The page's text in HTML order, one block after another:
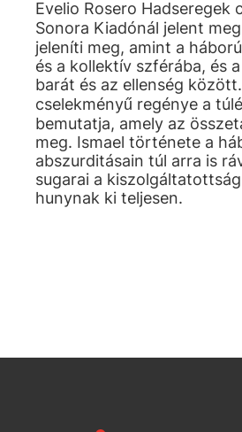
Evelio Rosero Hadseregek
Sonora Kiadónál jelent
jeleníti meg, amint a
és a kollektív szférába, és
barát és az ellenség
cselekményű regénye a
bemutatja, amely az
meg. Ismael története a
abszurditásain túl arra is
sugarai a
hunynak ki teljesen.